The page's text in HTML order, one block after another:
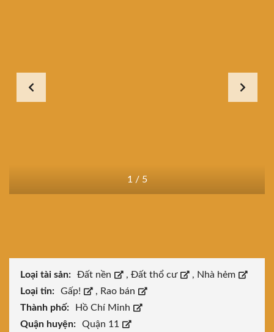
1 / 5
Loại tài sản: Đất nền , Đất thổ cư , Nhà hẻm
Loại tin:
Gấp! , Rao bán
Thành phố:
Hồ Chí Minh
Quận huyện:
Quận 11